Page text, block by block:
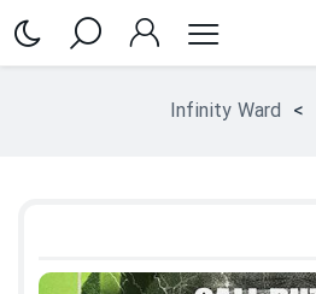
>
Infinity Ward